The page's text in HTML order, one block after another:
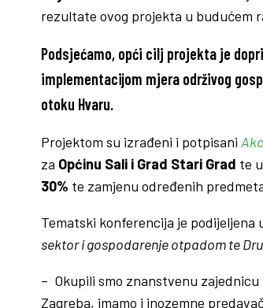
rezultate ovog projekta u budućem
Podsjećamo, opći cilj projekta je
implementacijom mjera održivog
otoku Hvaru.
Projektom su izrađeni i potpisani
za Općinu Sali i Grad Stari Grad te
30% te zamjenu određenih
Tematski konferencija je podijeljena
sektor i gospodarenje otpadom te
– Okupili smo znanstvenu
Zagreba, imamo i inozemne